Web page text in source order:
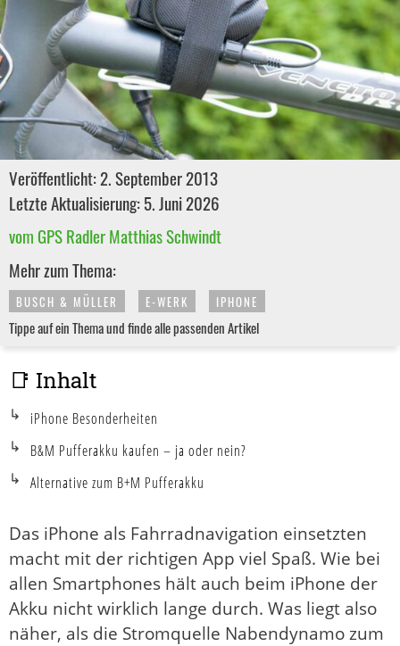
Veröffentlicht: 2. September 2013
Letzte Aktualisierung: 5. Juni 2026
vom GPS Radler Matthias Schwindt
Mehr zum Thema:
BUSCH & MÜLLER E-WERK IPHONE
Tippe auf ein Thema und finde alle passenden Artikel
Das iPhone als Fahrradnavigation einsetzten
macht mit der richtigen App viel Spaß. Wie bei
allen Smartphones hält auch beim iPhone der
Akku nicht wirklich lange durch. Was liegt also
näher, als die Stromquelle Nabendynamo zum
📑 Inhalt
iPhone Besonderheiten
B&M Pufferakku kaufen – ja oder nein?
Alternative zum B+M Pufferakku